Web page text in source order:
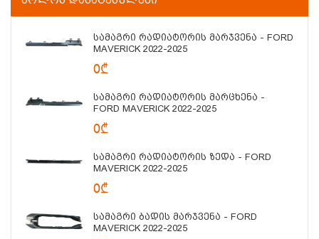
Სამაგრი Რადიატორის Მარჯვენა - FORD
MAVERICK 2022-2025
0₾
Სამაგრი Რადიატორის Მარცხენა -
FORD MAVERICK 2022-2025
0₾
Სამაგრი Რადიატორის Ზედა - FORD
MAVERICK 2022-2025
0₾
Სამაგრი Ბადის Მარჯვენა - FORD
MAVERICK 2022-2025